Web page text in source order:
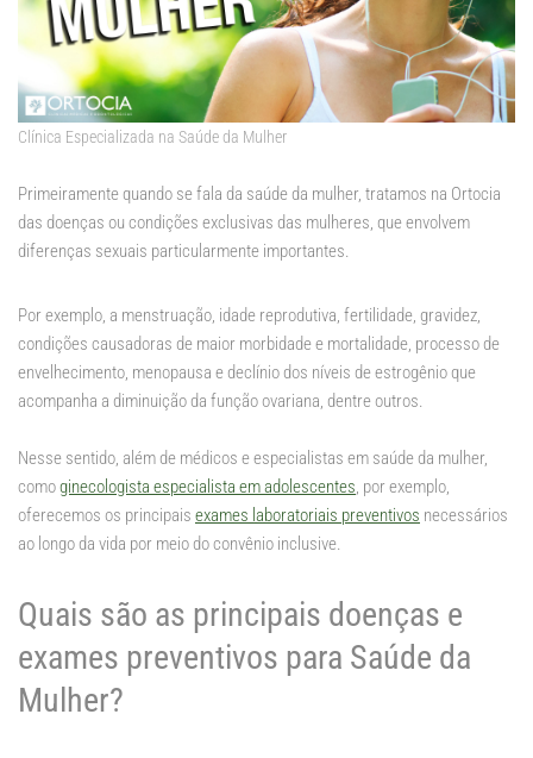
Clínica Especializada na Saúde da Mulher
Primeiramente quando se fala da saúde da mulher, tratamos na Ortocia
das doenças ou condições exclusivas das mulheres, que envolvem
diferenças sexuais particularmente importantes.
Por exemplo, a menstruação, idade reprodutiva, fertilidade, gravidez,
condições causadoras de maior morbidade e mortalidade, processo de
envelhecimento, menopausa e declínio dos níveis de estrogênio que
acompanha a diminuição da função ovariana, dentre outros.
Nesse sentido, além de médicos e especialistas em saúde da mulher,
comoginecologista especialista em adolescentes, por exemplo,
oferecemos os principais exames laboratoriais preventivos necessários
ao longo da vida por meio do convênio inclusive.
Quais são as principais doenças e
exames preventivos para Saúde da
Mulher?